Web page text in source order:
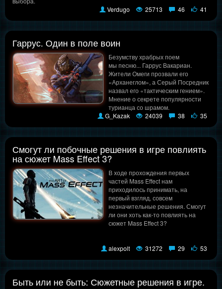
Verdugo
25713 46 41
Гаррус. Один в поле воин
Безумству храбрых поем
мы песню... Гаррус Вакариан.
Жители Омеги прозвали его
«Арханеглом», а Серый Посредник
назвал его «тактическим гением».
Мнение о секрете популярности
турианца со шрамом.
G_Kazak
24039 38 35
Смогут ли побочные решения в игре повлиять
на сюжет Mass Effect 3?
В ходе прохождения первых
частей Mass Effect нам
приходилось принимать, на
первый взгляд, совсем
незначительные решения. Смогут
ли они хоть как-то повлиять на
сюжет Mass Effect 3?
alexpolt 31272 29 53
Быть или не быть: Сюжетные решения в игре.